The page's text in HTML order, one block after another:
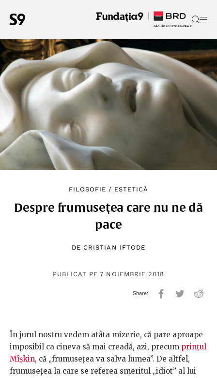
FILOSOFIE / ESTETICĂ
Despre frumuseţea care nu ne dă
pace
DE CRISTIAN IFTODE
PUBLICAT PE 7 NOIEMBRIE 2018
În jurul nostru vedem atâta mizerie, că pare aproape
imposibil ca cineva să mai creadă, azi, precum prinţul
Mîşkin, că „frumuseţea va salva lumea”. De altfel,
frumuseţea la care se referea smeritul „idiot” al lui